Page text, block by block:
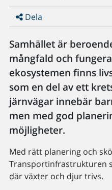
Dela
Samhället är
mångfald och
ekosystemen finns
som en del av ett
järnvägar innebär
men med god
möjligheter.
Med rätt planering och
Transportinfrastrukturen
där växter och djur trivs.